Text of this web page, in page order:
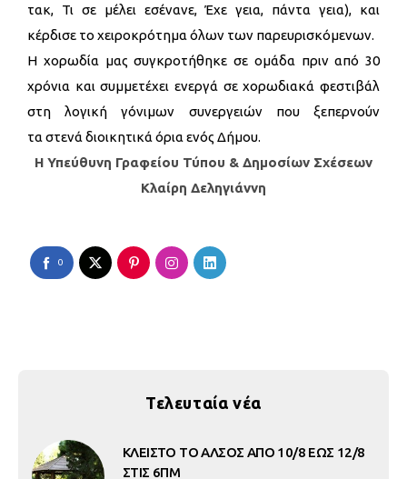
τακ, Τι σε μέλει εσένανε, Έχε γεια, πάντα γεια), και
κέρδισε το χειροκρότημα όλων των παρευρισκόμενων.
Η χορωδία μας συγκροτήθηκε σε ομάδα πριν από 30
χρόνια και συμμετέχει ενεργά σε χορωδιακά φεστιβάλ
στη λογική γόνιμων συνεργειών που ξεπερνούν
τα στενά διοικητικά όρια ενός Δήμου.
Η Υπεύθυνη Γραφείου Τύπου & Δημοσίων Σχέσεων
Κλαίρη Δεληγιάννη
0
Τελευταία νέα
ΚΛΕΙΣΤΟ ΤΟ ΑΛΣΟΣ ΑΠΟ 10/8 ΕΩΣ 12/8
ΣΤΙΣ 6ΠΜ